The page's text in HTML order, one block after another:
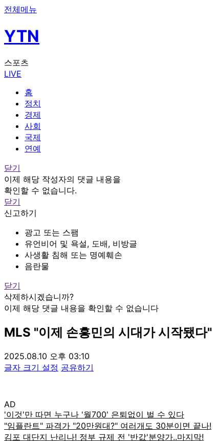
전체메뉴
YTN
스포츠
LIVE
홈
정치
경제
사회
국제
연예
닫기
이제 해당 작성자의 댓글 내용을
확인할 수 없습니다.
닫기
신고하기
광고 또는 스팸
유언비어 및 욕설, 도배, 비방글
사생활 침해 또는 명예훼손
음란물
닫기
삭제하시겠습니까?
이제 해당 댓글 내용을 확인할 수 없습니다
MLS "이제 손흥민의 시대가 시작됐다"
2025.08.10 오후 03:10
글자 크기 설정 공유하기
AD